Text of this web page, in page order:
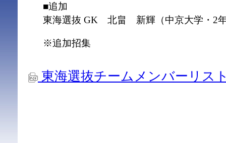
■追加
東海選抜 GK 北畠 新輝（中京大学・2
※追加招集
東海選抜チームメンバーリス